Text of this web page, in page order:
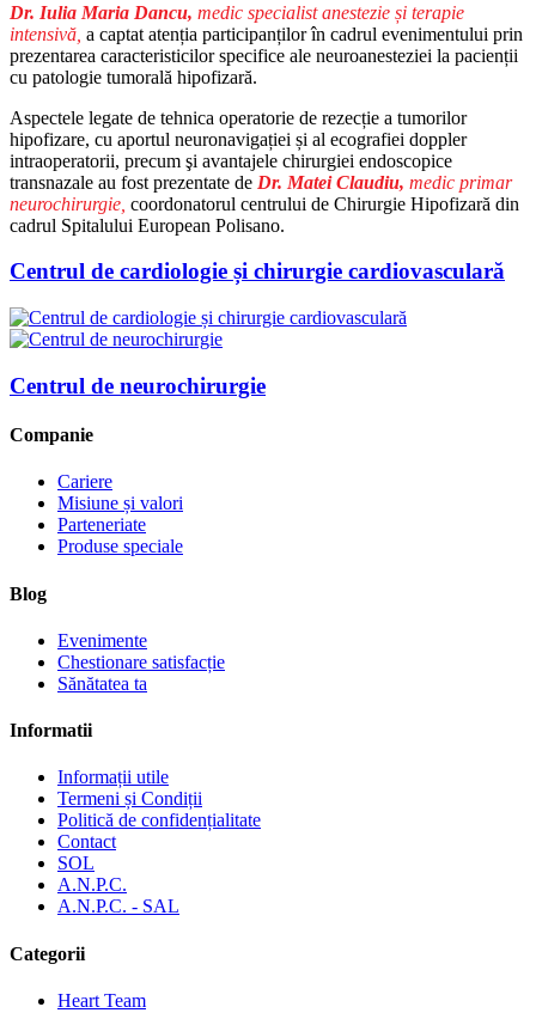
Dr. Iulia Maria Dancu, medic specialist anestezie și terapie
intensivă, a captat atenția participanților în cadrul evenimentului prin
prezentarea caracteristicilor specifice ale neuroanesteziei la pacienții
cu patologie tumorală hipofizară.
Aspectele legate de tehnica operatorie de rezecție a tumorilor
hipofizare, cu aportul neuronavigației și al ecografiei doppler
intraoperatorii, precum şi avantajele chirurgiei endoscopice
transnazale au fost prezentate de Dr. Matei Claudiu, medic primar
neurochirurgie, coordonatorul centrului de Chirurgie Hipofizară din
cadrul Spitalului European Polisano.
Centrul de cardiologie și chirurgie cardiovasculară
Centrul de neurochirurgie
Companie
Cariere
Misiune și valori
Parteneriate
Produse speciale
Blog
Evenimente
Chestionare satisfacție
Sănătatea ta
Informatii
Informații utile
Termeni și Condiții
Politică de confidențialitate
Contact
SOL
A.N.P.C.
A.N.P.C. - SAL
Categorii
Heart Team